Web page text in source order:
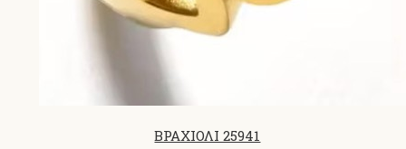
ΒΡΑΧΙΟΛΙ 25941